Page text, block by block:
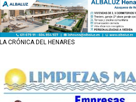
LA CRÓNICA DEL HENARES